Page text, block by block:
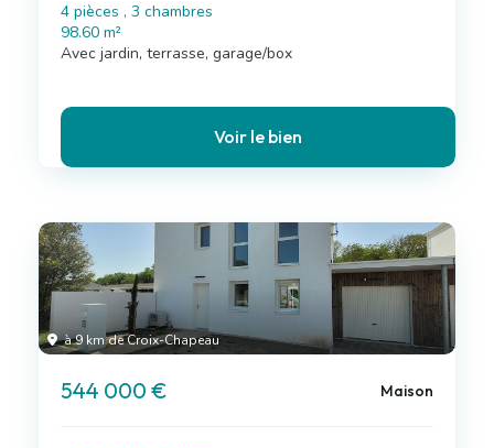
4 pièces , 3 chambres
98.60 m²
Avec jardin, terrasse, garage/box
Voir le bien
à 9 km de Croix-Chapeau
544 000 € Maison